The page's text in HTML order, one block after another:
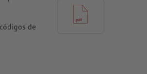
de
impresión